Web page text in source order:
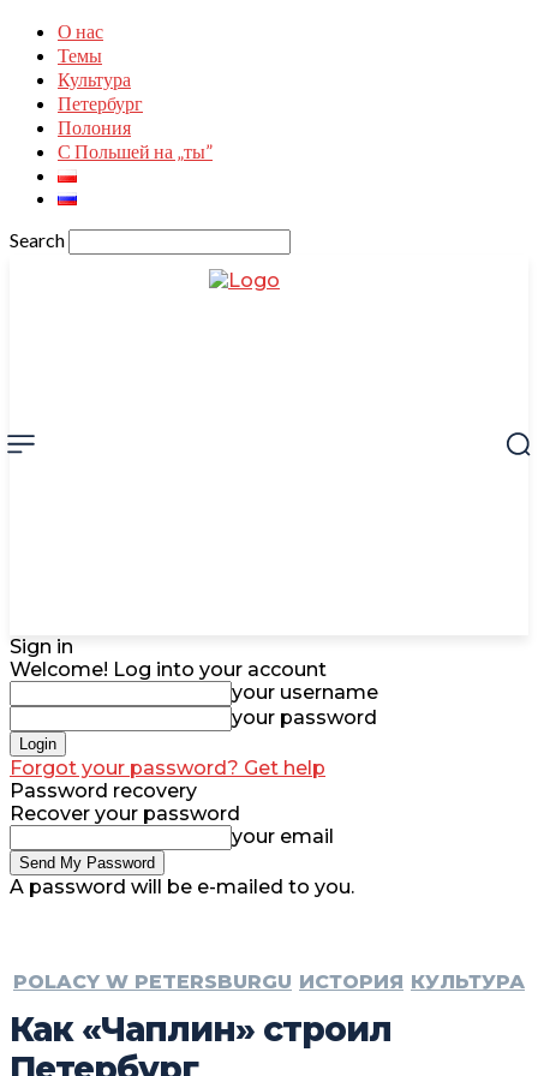
О нас
Темы
Культура
Петербург
Полония
С Польшей на „ты”
Search
Sign in
Welcome! Log into your account
your username
your password
Forgot your password? Get help
Password recovery
Recover your password
your email
A password will be e-mailed to you.
POLACY W PETERSBURGU ИСТОРИЯ КУЛЬТУРА
Как «Чаплин» строил